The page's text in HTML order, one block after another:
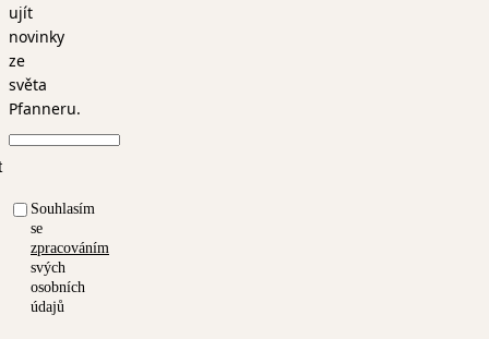
ujít
novinky
ze
světa
Pfanneru.
Souhlasím
se
zpracováním
svých
osobních
údajů